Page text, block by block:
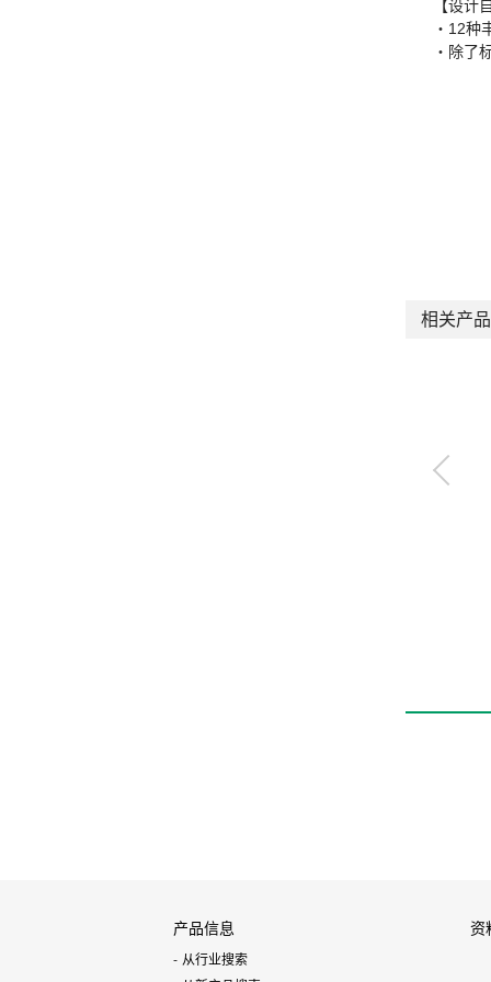
【设计
・12种
・除了
相关产品
产品信息
从行业搜索
资